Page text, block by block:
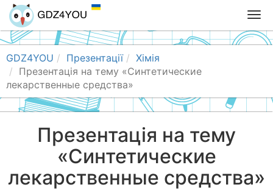
T
o
g
n
a
t
GDZ4YOU Презентації
Хімія
Презентація на тему «Синтетические
лекарственные средства»
Презентація на тему
«Синтетические
лекарственные средства»